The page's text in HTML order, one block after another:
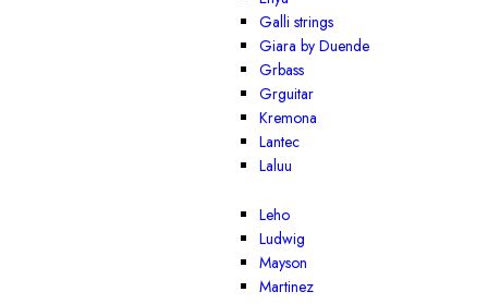
Galli strings
Giara by Duende
Grbass
Grguitar
Kremona
Lantec
Laluu
Leho
Ludwig
Mayson
Martinez